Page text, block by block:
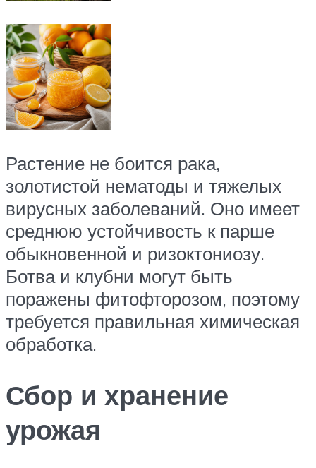
Растение не боится рака,
золотистой нематоды и тяжелых
вирусных заболеваний. Оно имеет
среднюю устойчивость к парше
обыкновенной и ризоктониозу.
Ботва и клубни могут быть
поражены фитофторозом, поэтому
требуется правильная химическая
обработка.
Сбор и хранение
урожая